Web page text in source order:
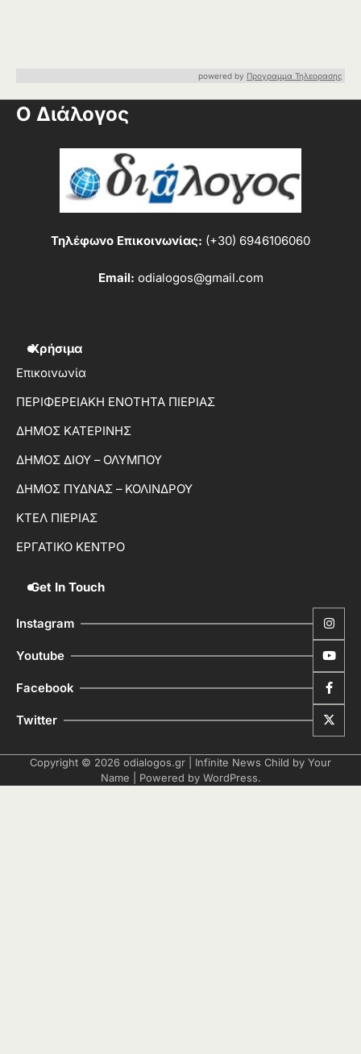
powered by Προγραμμα Τηλεορασης
Ο Διάλογος
Τηλέφωνο Επικοινωνίας: (+30) 6946106060
Email: odialogos@gmail.com
Χρήσιμα
Επικοινωνία
ΠΕΡΙΦΕΡΕΙΑΚΗ ΕΝΟΤΗΤΑ ΠΙΕΡΙΑΣ
ΔΗΜΟΣ ΚΑΤΕΡΙΝΗΣ
ΔΗΜΟΣ ΔΙΟΥ – ΟΛΥΜΠΟΥ
ΔΗΜΟΣ ΠΥΔΝΑΣ – ΚΟΛΙΝΔΡΟΥ
ΚΤΕΛ ΠΙΕΡΙΑΣ
ΕΡΓΑΤΙΚΟ ΚΕΝΤΡΟ
Get In Touch
Instagram
Youtube
Facebook
Twitter
Copyright © 2026 odialogos.gr | Infinite News Child by Your
Name | Powered by WordPress.